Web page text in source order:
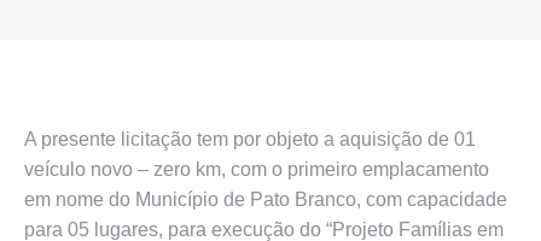
A presente licitação tem por objeto a aquisição de 01
veículo novo – zero km, com o primeiro emplacamento
em nome do Município de Pato Branco, com capacidade
para 05 lugares, para execução do “Projeto Famílias em